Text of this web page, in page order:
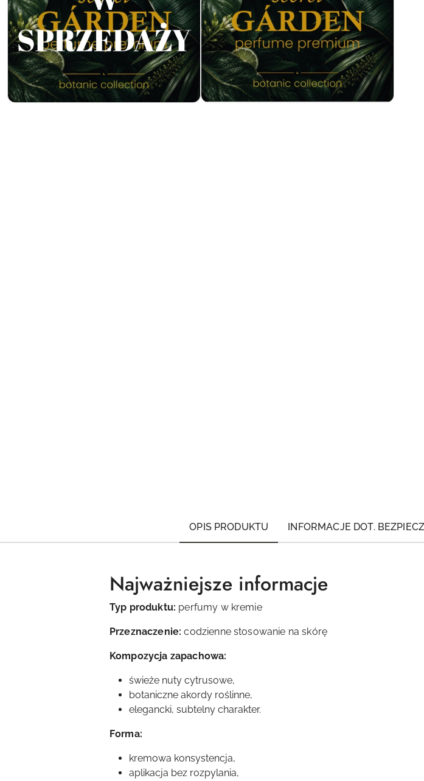
OPIS PRODUKTU INFORMACJE DOT.
Najważniejsze informacje
Typ produktu: perfumy w kremie
Przeznaczenie: codzienne stosowanie na skórę
Kompozycja zapachowa:
świeże nuty cytrusowe,
botaniczne akordy roślinne,
elegancki, subtelny charakter.
Forma:
kremowa konsystencja,
aplikacja bez rozpylania,